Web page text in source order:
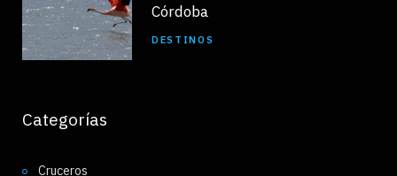
Córdoba
DESTINOS
Categorías
Cruceros